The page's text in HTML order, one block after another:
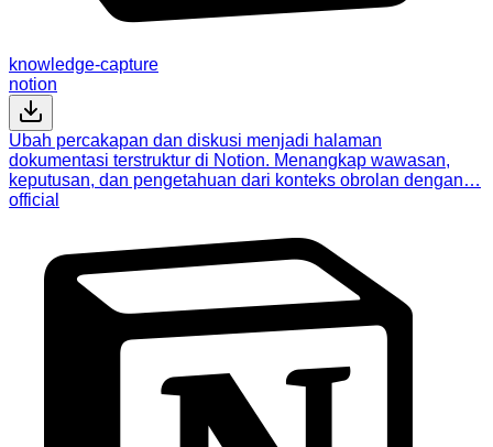
knowledge-capture
notion
Ubah percakapan dan diskusi menjadi halaman
dokumentasi terstruktur di Notion. Menangkap wawasan,
keputusan, dan pengetahuan dari konteks obrolan dengan…
official